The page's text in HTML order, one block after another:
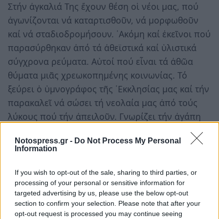
Notospress.gr - Do Not Process My Personal
Information
If you wish to opt-out of the sale, sharing to third parties, or
processing of your personal or sensitive information for
targeted advertising by us, please use the below opt-out
section to confirm your selection. Please note that after your
opt-out request is processed you may continue seeing
Στήν ἀγκαλιά Της ἔχουν θέση οἱ νέοι μας, πού
ἀγωνίζονται νά καταρτισθοῦν, νά μορφωθοῦν
καί νά σταδιοδρομήσουν. ᾿Ακόμη καί ἐκεῖνοι πού
παρασύρθηκαν ἀπό τά ἀθεϊστικά καί ὑλιστικά
σύγχρονα ρεύματα. Αὐτοί πού εἶναι τά ἀθῶα
θύματα μιᾶς χρεωκοπημένης κοινωνίας. Τό
ξεύρει ὁ ὑμνογράφος τῆς ᾿Εκκλησίας μας καί τήν
παρακαλεῖ νά σώσει τή νεολαία μας ἀπό τούς
λύκους πού τήν ἀπειλοῦν. Γνωρίζει τήν ἀγάπη
Της πρός τούς νέους μας καί ὁ ἱερός ποιητής
τοῦ ᾿Ακαθίστου ῞Υμνου καί γι᾿ αὐτό τήν ὀνομάζει
Στήν ἀγκαλιά Της εὑρίσκουν ξεκούραση οἱ
ὥριμοι ἄνθρωποι πού ἔχουν στά χέρια τους τήν
εὐθύνη τῆς οἰκογένειας. Μόνοι τους εἶναι